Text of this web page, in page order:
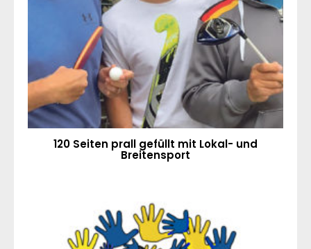
120 Seiten prall gefüllt mit Lokal- und
Breitensport